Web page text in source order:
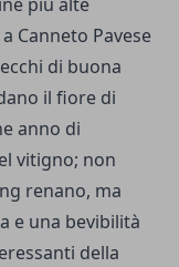
Canneto Pavese
di buona
il fiore di
anno di
vitigno; non
renano, ma
e una bevibilità
della